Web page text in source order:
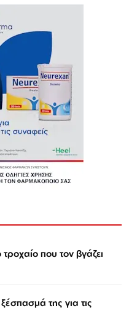
που τον βγάζει
της για τις